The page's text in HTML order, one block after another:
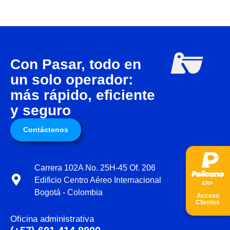
Con Pasar, todo en
un solo operador:
más rápido, eficiente
y seguro
Contáctenos
Carrera 102A No. 25H-45 Of. 206
Edificio Centro Aéreo Internacional
Bogotá - Colombia
Oficina administrativa
ERP
Acceso
Clientes